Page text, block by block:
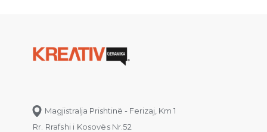
Magjistralja Prishtinë - Ferizaj, Km 1
Rr. Rrafshi i Kosovës Nr.52